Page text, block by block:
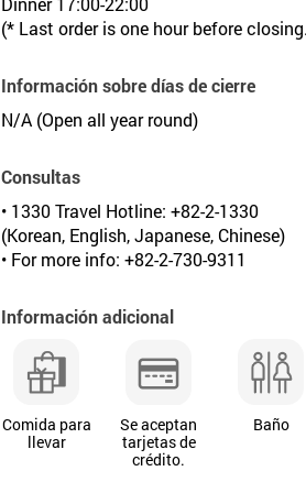
(* Last order is one hour before
Información sobre días de cierre
N/A (Open all year round)
Consultas
• 1330 Travel Hotline: +82-2-1330
(Korean, English, Japanese, Chinese)
• For more info: +82-2-730-9311
Información adicional
Comida para
llevar
Se aceptan
tarjetas de
crédito.
Baño